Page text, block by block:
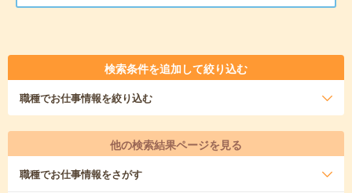
検索条件を追加して絞り込む
職種でお仕事情報を絞り込む
他の検索結果ページを見る
職種でお仕事情報をさがす